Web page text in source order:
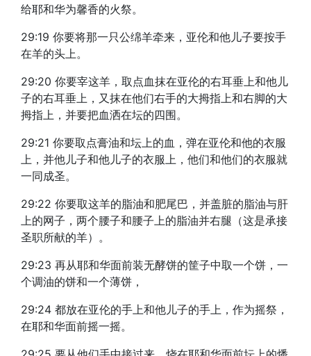
给耶和华为馨香的火祭。
29:19 你要将那一只公绵羊牵来，亚伦和他儿子要按手
在羊的头上。
29:20 你要宰这羊，取点血抹在亚伦的右耳垂上和他儿
子的右耳垂上，又抹在他们右手的大拇指上和右脚的大
拇指上，并要把血洒在坛的四围。
29:21 你要取点膏油和坛上的血，弹在亚伦和他的衣服
上，并他儿子和他儿子的衣服上，他们和他们的衣服就
一同成圣。
29:22 你要取这羊的脂油和肥尾巴，并盖脏的脂油与肝
上的网子，两个腰子和腰子上的脂油并右腿（这是承接
圣职所献的羊）。
29:23 再从耶和华面前装无酵饼的筐子中取一个饼，一
个调油的饼和一个薄饼，
29:24 都放在亚伦的手上和他儿子的手上，作为摇祭，
在耶和华面前摇一摇。